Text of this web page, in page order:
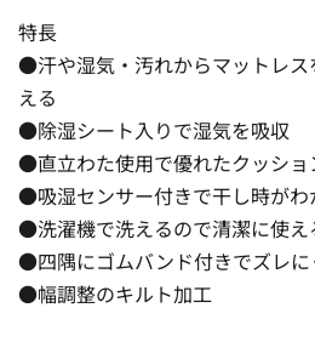
特長
●汗や湿気・汚れからマットレス
える
●除湿シート入りで湿気を吸収
●直立わた使用で優れたクッショ
●吸湿センサー付きで干し時がわ
●洗濯機で洗えるので清潔に使え
●四隅にゴムバンド付きでズレに
●幅調整のキルト加工